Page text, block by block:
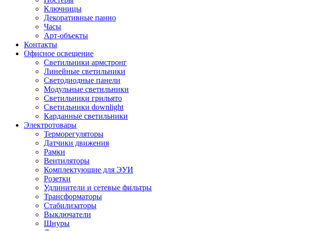
Ключницы
Декоративные панно
Часы
Арт-объекты
Контакты
Офисное освещение
Светильники армстронг
Линейные светильники
Светодиодные панели
Модульные светильники
Светильники грильято
Светильники downlight
Карданные светильники
Электротовары
Терморегуляторы
Датчики движения
Рамки
Вентиляторы
Комплектующие для ЭУИ
Розетки
Удлинители и сетевые фильтры
Трансформаторы
Стабилизаторы
Выключатели
Шнуры